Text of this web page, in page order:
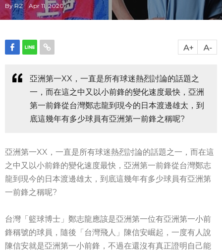
By RZ Apr 11, 2020
亞洲第一XX，一直是所有球迷熱烈討論的話題之
一，而在這之中又以小前鋒的變化速度最快，亞洲
第一前鋒從台灣鄭志龍到現今的日本渡邊雄太，到
底這幾年有多少球員有亞洲第一前鋒之稱呢?
亞洲第一XX，一直是所有球迷熱烈討論的話題之一，而在這
之中又以小前鋒的變化速度最快，亞洲第一前鋒從台灣鄭志
龍到現今的日本渡邊雄太，到底這幾年有多少球員有亞洲第
一前鋒之稱呢?
台灣「籃球博士」鄭志龍應該是亞洲第一位有亞洲第一小前
鋒稱號的球員，隨後「台灣飛人」陳信安崛起，一度有人說
陳信安就是亞洲第一小前鋒，不過在還沒有真正證明自己能